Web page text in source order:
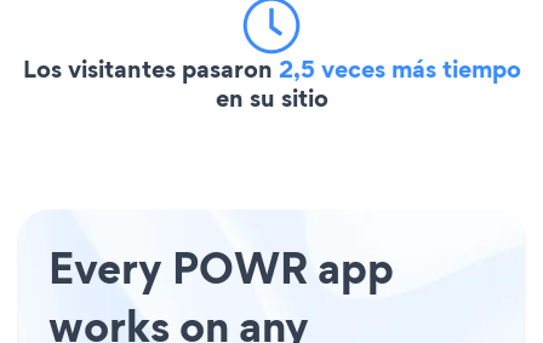
Los visitantes pasaron 2,5 veces más tiempo
en su sitio
Every POWR app
works on any